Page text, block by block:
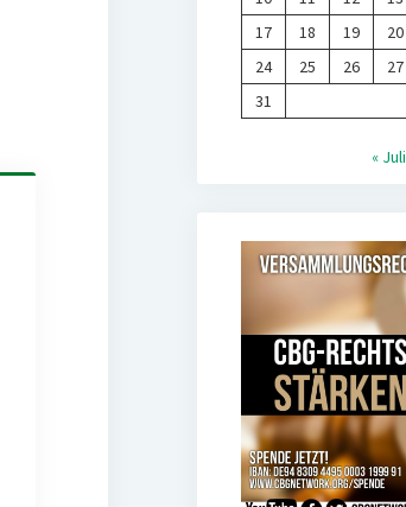
17
18 19 20
24
25 26 27
31
« Juli